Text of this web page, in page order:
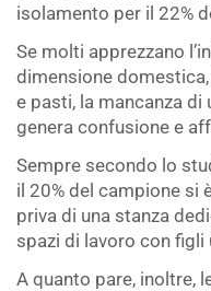
isolamento per il 22%
Se molti apprezzano
dimensione
e pasti, la mancanza
genera confusione e
Sempre secondo lo
il 20% del campione si
priva di una stanza
spazi di lavoro con figli
A quanto pare, inoltre,